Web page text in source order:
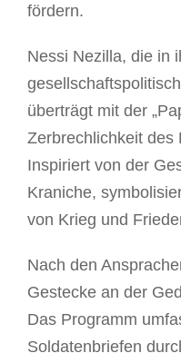
fördern.
Nessi Nezilla, die in
überträgt mit der
Zerbrechlichkeit des
Inspiriert von der
Kraniche,
von Krieg und
Nach den
Gestecke an der
Das Programm
Soldatenbriefen